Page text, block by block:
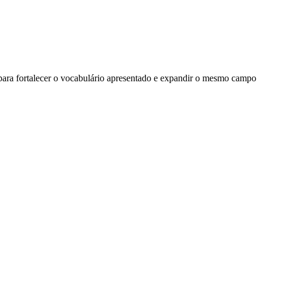
fortalecer o vocabulário apresentado e expandir o mesmo campo